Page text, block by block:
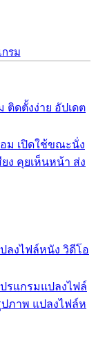
รม
ติดตั้งง่าย อัปเดต
ม เปิดใช้ขณะนั่ง
ง คุยเห็นหน้า ส่ง
ปลงไฟล์หนัง วิดีโอ
ปรแกรมแปลงไฟล์
ปภาพ แปลงไฟล์ห